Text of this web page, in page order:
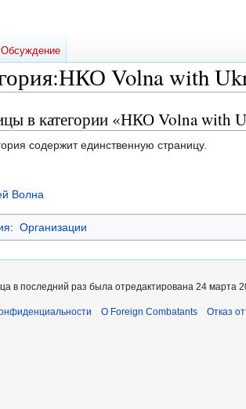
:НКО Volna with
в категории «НКО Volna with
содержит единственную страницу.
Волна
: Организации
Обсуждение
в последний раз была отредактирована 24 марта
О Foreign Combatants Отказ